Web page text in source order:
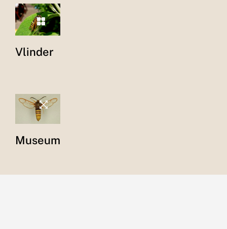
Vlinder
Museum